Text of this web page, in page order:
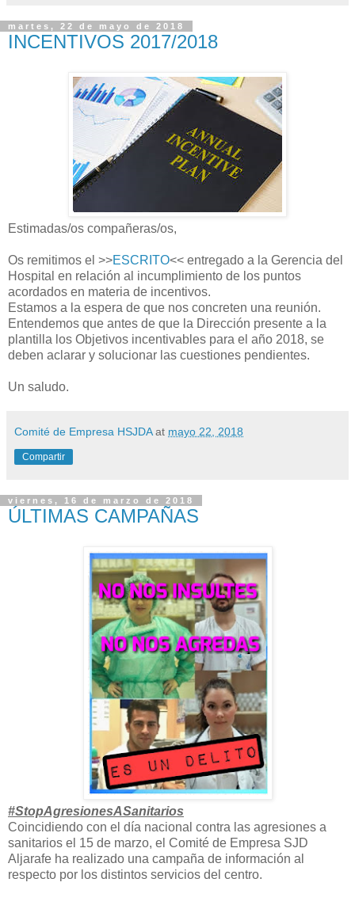
martes, 22 de mayo de 2018
INCENTIVOS 2017/2018
Estimadas/os compañeras/os,
Os remitimos el >>ESCRITO<< entregado a la Gerencia del
Hospital en relación al incumplimiento de los puntos
acordados en materia de incentivos.
Estamos a la espera de que nos concreten una reunión.
Entendemos que antes de que la Dirección presente a la
plantilla los Objetivos incentivables para el año 2018, se
deben aclarar y solucionar las cuestiones pendientes.
Un saludo.
Comité de Empresa HSJDA at mayo 22, 2018
Compartir
viernes, 16 de marzo de 2018
ÚLTIMAS CAMPAÑAS
#StopAgresionesASanitarios
Coincidiendo con el día nacional contra las agresiones a
sanitarios el 15 de marzo, el Comité de Empresa SJD
Aljarafe ha realizado una campaña de información al
respecto por los distintos servicios del centro.